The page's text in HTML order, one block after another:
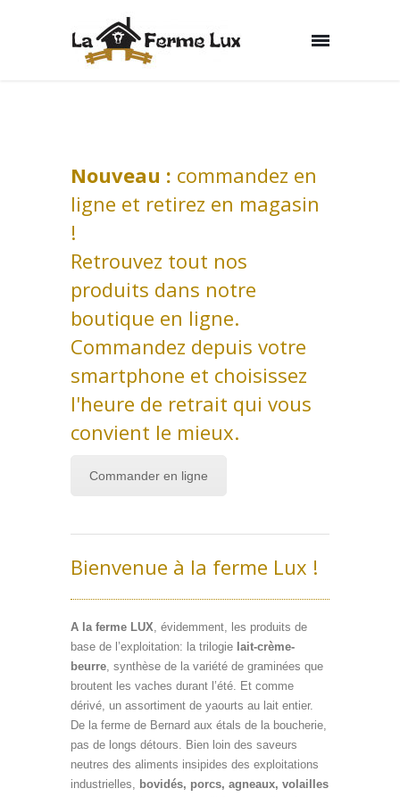
Nouveau : commandez en
ligne et retirez en magasin
!
Retrouvez tout nos
produits dans notre
boutique en ligne.
Commandez depuis votre
smartphone et choisissez
l'heure de retrait qui vous
convient le mieux.
Commander en ligne
Bienvenue à la ferme Lux !
A la ferme LUX , évidemment, les produits de
base de l’exploitation: la trilogie lait-crème-
beurre , synthèse de la variété de graminées que
broutent les vaches durant l’été. Et comme
dérivé, un assortiment de yaourts au lait entier.
De la ferme de Bernard aux étals de la boucherie,
pas de longs détours. Bien loin des saveurs
neutres des aliments insipides des exploitations
industrielles, bovidés, porcs, agneaux, volailles